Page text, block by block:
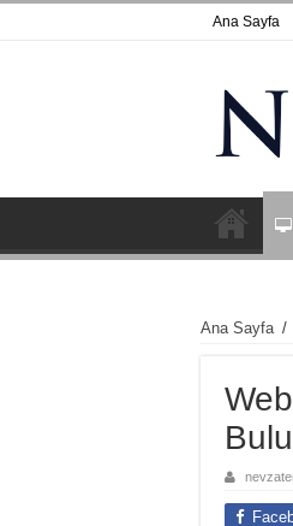
Ana Sayfa
Ana Sayfa /